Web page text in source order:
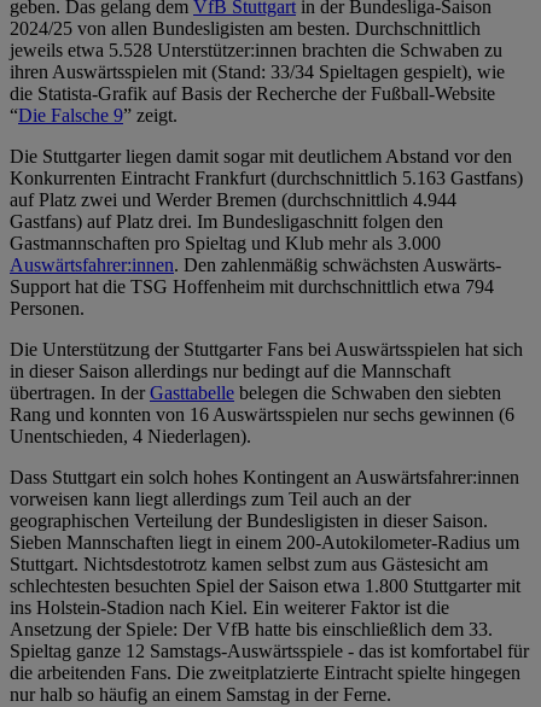
geben. Das gelang dem VfB Stuttgartin der Bundesliga-Saison
2024/25 von allen Bundesligisten am besten. Durchschnittlich
jeweils etwa 5.528 Unterstützer:innen brachten die Schwaben zu
ihren Auswärtsspielen mit (Stand: 33/34 Spieltagen gespielt), wie
die Statista-Grafik auf Basis der Recherche der Fußball-Website
“Die Falsche 9” zeigt.
Die Stuttgarter liegen damit sogar mit deutlichem Abstand vor den
Konkurrenten Eintracht Frankfurt (durchschnittlich 5.163 Gastfans)
auf Platz zwei und Werder Bremen (durchschnittlich 4.944
Gastfans) auf Platz drei. Im Bundesligaschnitt folgen den
Gastmannschaften pro Spieltag und Klub mehr als 3.000
Auswärtsfahrer:innen. Den zahlenmäßig schwächsten Auswärts-
Support hat die TSG Hoffenheim mit durchschnittlich etwa 794
Personen.
Die Unterstützung der Stuttgarter Fans bei Auswärtsspielen hat sich
in dieser Saison allerdings nur bedingt auf die Mannschaft
übertragen. In derGasttabelle belegen die Schwaben den siebten
Rang und konnten von 16 Auswärtsspielen nur sechs gewinnen (6
Unentschieden, 4 Niederlagen).
Dass Stuttgart ein solch hohes Kontingent an Auswärtsfahrer:innen
vorweisen kann liegt allerdings zum Teil auch an der
geographischen Verteilung der Bundesligisten in dieser Saison.
Sieben Mannschaften liegt in einem 200-Autokilometer-Radius um
Stuttgart. Nichtsdestotrotz kamen selbst zum aus Gästesicht am
schlechtesten besuchten Spiel der Saison etwa 1.800 Stuttgarter mit
ins Holstein-Stadion nach Kiel. Ein weiterer Faktor ist die
Ansetzung der Spiele: Der VfB hatte bis einschließlich dem 33.
Spieltag ganze 12 Samstags-Auswärtsspiele - das ist komfortabel für
die arbeitenden Fans. Die zweitplatzierte Eintracht spielte hingegen
nur halb so häufig an einem Samstag in der Ferne.